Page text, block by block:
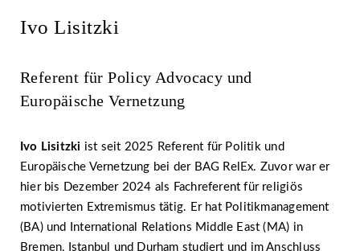
Ivo Lisitzki
Referent für Policy Advocacy und
Europäische Vernetzung
Ivo Lisitzki ist seit 2025 Referent für Politik und
Europäische Vernetzung bei der BAG RelEx. Zuvor war er
hier bis Dezember 2024 als Fachreferent für religiös
motivierten Extremismus tätig. Er hat Politikmanagement
(BA) und International Relations Middle East (MA) in
Bremen, Istanbul und Durham studiert und im Anschluss